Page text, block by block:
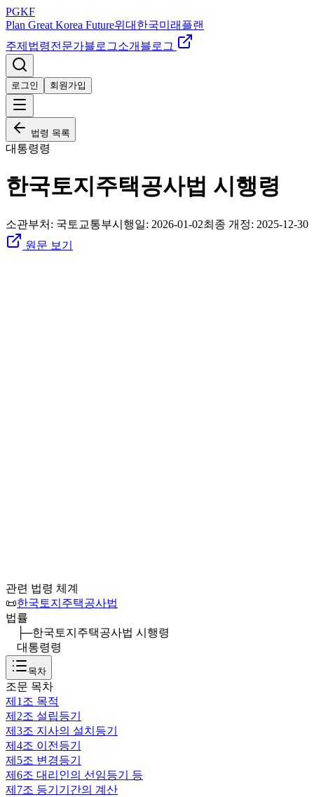
PGKF
Plan Great Korea Future위대한국미래플랜
주제 법령전문가블로그소개 블로그
로그인 회원가입
법령 목록
대통령령
한국토지주택공사법 시행령
소관부처: 국토교통부시행일: 2026-01-02최종 개정: 2025-12-30
원문 보기
관련 법령 체계
📜한국토지주택공사법
법률
├─한국토지주택공사법 시행령
대통령령
목차
조문 목차
제1조 목적
제2조 설립등기
제3조 지사의 설치등기
제4조 이전등기
제5조 변경등기
제6조 대리인의 선임등기 등
제7조 등기기간의 계산